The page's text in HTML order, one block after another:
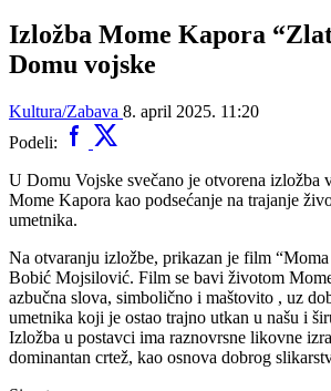
Izložba Mome Kapora
Domu vojske
Kultura/Zabava 8. april 2025. 11:20
Podeli:
U Domu Vojske svečano je otvorena izložba
Mome Kapora kao podsećanje na trajanje
umetnika.
Na otvaranju izložbe, prikazan je film
Bobić Mojsilović. Film se bavi životom
azbučna slova, simbolično i maštovito , uz
umetnika koji je ostao trajno utkan u našu i
Izložba u postavci ima raznovrsne likovne
dominantan crtež, kao osnova dobrog